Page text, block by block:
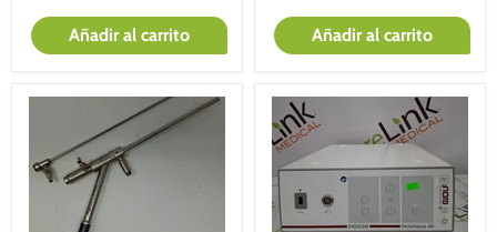
Añadir al carrito Añadir al carrito